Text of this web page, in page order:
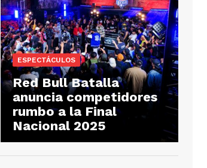
ESPECTÁCULOS
Red Bull Batalla
anuncia competidores
rumbo a la Final
Nacional 2025